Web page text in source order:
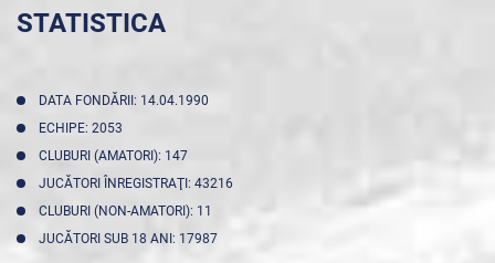
STATISTICA
DATA FONDĂRII: 14.04.1990
ECHIPE: 2053
CLUBURI (AMATORI): 147
JUCĂTORI ÎNREGISTRAŢI: 43216
CLUBURI (NON-AMATORI): 11
JUCĂTORI SUB 18 ANI: 17987